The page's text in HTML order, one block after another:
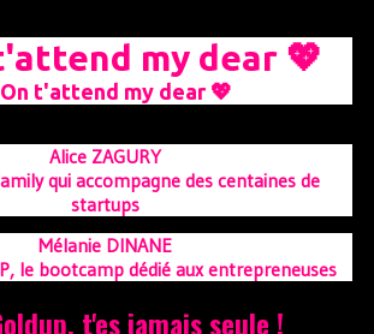
my dear 💖
t'attend my dear 💖
Alice ZAGURY
qui accompagne des centaines de
startups
Mélanie DINANE
le bootcamp dédié aux entrepreneuses
t'es jamais seule !